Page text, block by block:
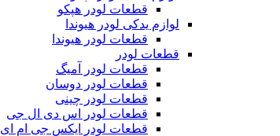
قطعات لودر هپکو
لوازم یدکی لودر هیوندا
قطعات لودر هیوندا
قطعات لودر
قطعات لودر آمیگ
قطعات لودر دوسان
قطعات لودر چینی
قطعات لودر اس دی ال جی
قطعات لودر ایکس جی ام ای